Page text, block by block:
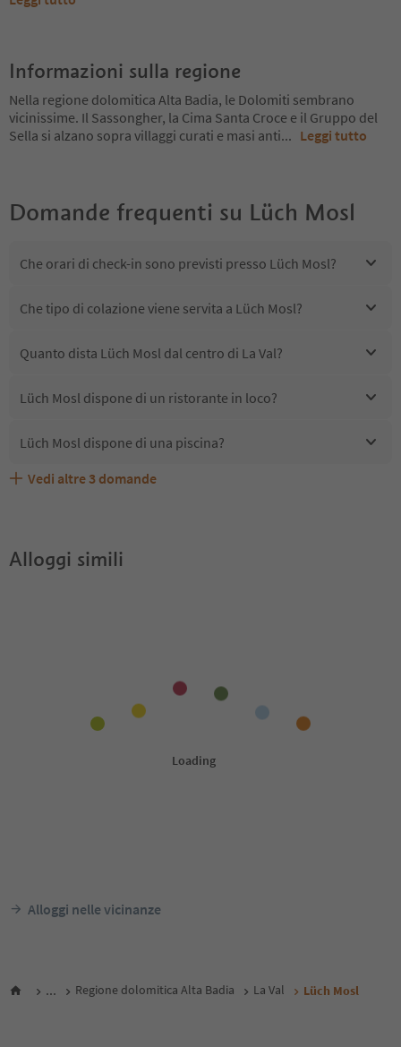
Informazioni sulla regione
Nella regione dolomitica Alta Badia, le Dolomiti sembrano
vicinissime. Il Sassongher, la Cima Santa Croce e il Gruppo del
Sella si alzano sopra villaggi curati e masi anti... Leggi tutto
Domande frequenti su Lüch Mosl
Che orari di check-in sono previsti presso Lüch Mosl?
Che tipo di colazione viene servita a Lüch Mosl?
Quanto dista Lüch Mosl dal centro di La Val?
Lüch Mosl dispone di un ristorante in loco?
Lüch Mosl dispone di una piscina?
Lüch Mosl accetta animali domestici?
Quali servizi/attività sono disponibili presso Lüch Mosl?
Gli ospiti di Lüch Mosl ricevono l'Alto Adige Guest Pass?
Vedi altre 3 domande
Alloggi simili
Alloggi nelle vicinanze
... Regione dolomitica Alta Badia La Val Lüch Mosl